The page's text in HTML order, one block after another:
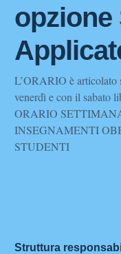
opzione
L’ORARIO è articolato
venerdì e con il sabato
ORARIO
INSEGNAMENTI
STUDENTI
Struttura